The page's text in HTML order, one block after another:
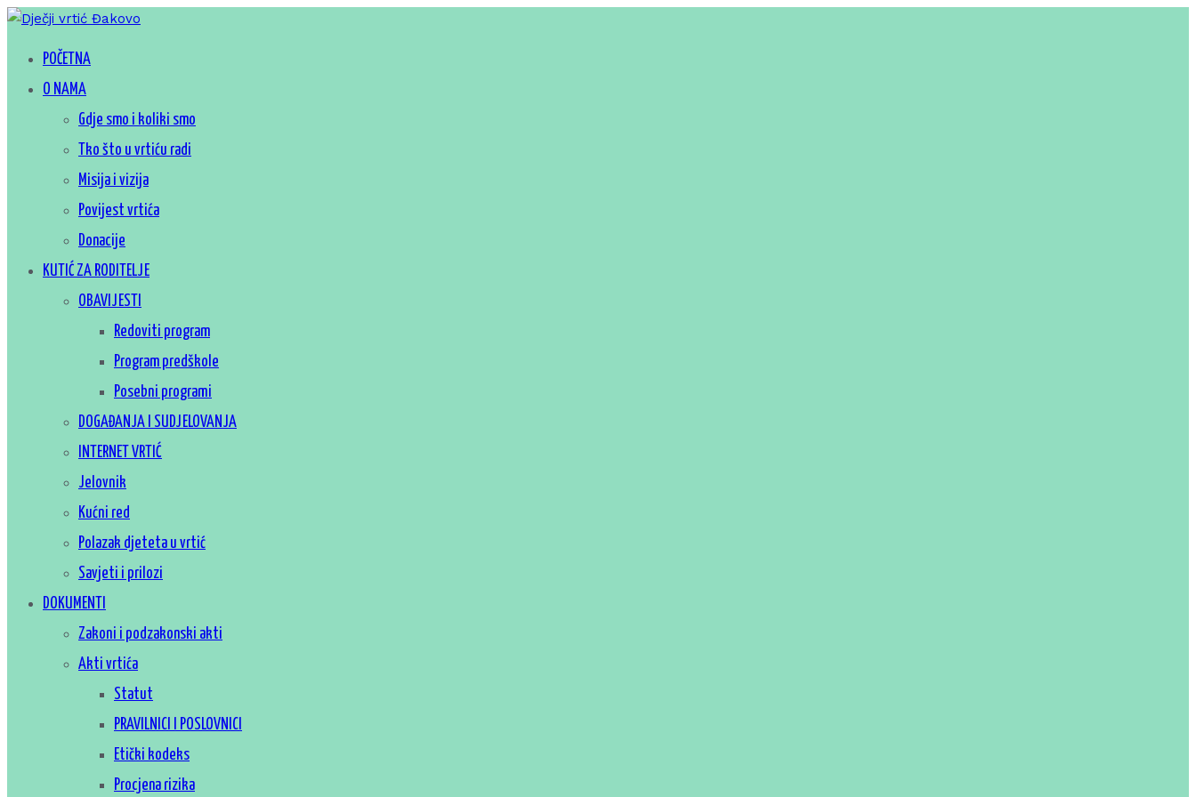
Skip
content
Dječji vrtić Đakovo
Za sretno djetinjstvo
POČETNA
O NAMA
Gdje smo i koliki smo
Tko što u vrtiću radi
Misija i vizija
Povijest vrtića
Donacije
KUTIĆ ZA RODITELJE
OBAVIJESTI
Redoviti program
Program predškole
Posebni programi
DOGAĐANJA I SUDJELOVANJA
INTERNET VRTIĆ
Jelovnik
Kućni red
Polazak djeteta u vrtić
Savjeti i prilozi
DOKUMENTI
Zakoni i podzakonski akti
Akti vrtića
Statut
PRAVILNICI I POSLOVNICI
Etički kodeks
Procjena rizika